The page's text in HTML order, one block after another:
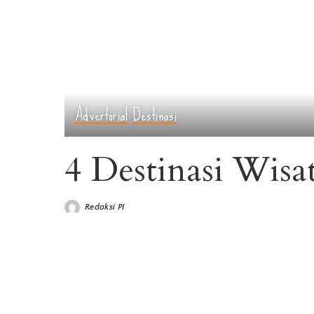
AdvertorialDestinasi
4 Destinasi
PostedRedaksi PI